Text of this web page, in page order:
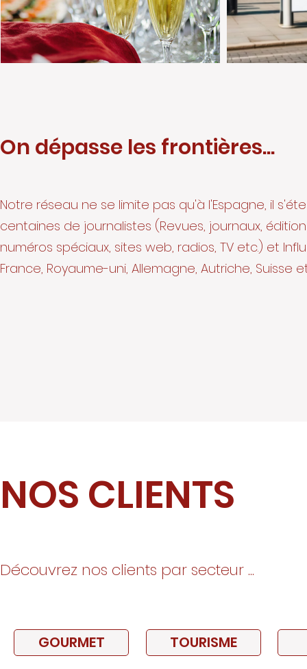
On dépasse les frontières...
Notre réseau ne se limite pas qu'à l'Espagne, il
centaines de journalistes (Revues, journaux,
numéros spéciaux, sites web, radios, TV etc.) et
France, Royaume-uni, Allemagne, Autriche, Suisse
NOS CLIENTS
Découvrez nos clients par secteur ...
GOURMET TOURISME